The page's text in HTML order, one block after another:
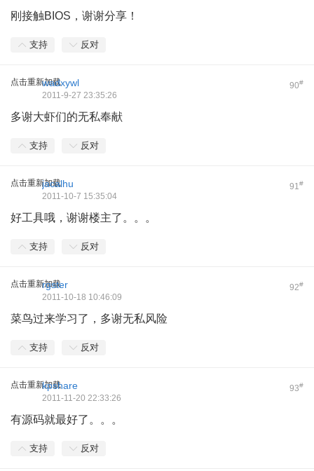
刚接触BIOS，谢谢分享！
支持 反对
点击重新加载 90#
wadxywl
2011-9-27 23:35:26
多谢大虾们的无私奉献
支持 反对
点击重新加载 91#
jacalhu
2011-10-7 15:35:04
好工具哦，谢谢楼主了。。。
支持 反对
点击重新加载 92#
rgster
2011-10-18 10:46:09
菜鸟过来学习了，多谢无私风险
支持 反对
点击重新加载 93#
kpshare
2011-11-20 22:33:26
有源码就最好了。。。
支持 反对